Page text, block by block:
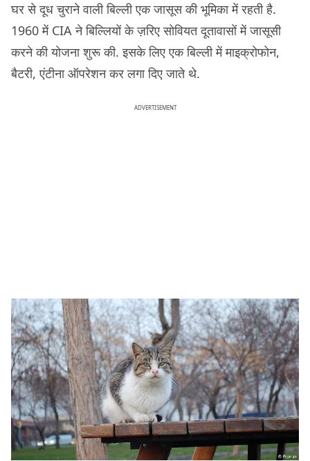
घर से दूध चुराने वाली बिल्ली एक जासूस की भूमिका में रहती है.
1960 में CIA ने बिल्लियों के ज़रिए सोवियत दूतावासों में जासूसी
करने की योजना शुरू की. इसके लिए एक बिल्ली में माइक्रोफोन,
बैटरी, एंटीना ऑपरेशन कर लगा दिए जाते थे.
ADVERTISEMENT